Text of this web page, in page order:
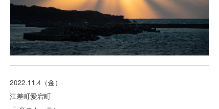
2022.11.4（金）
江差町愛宕町